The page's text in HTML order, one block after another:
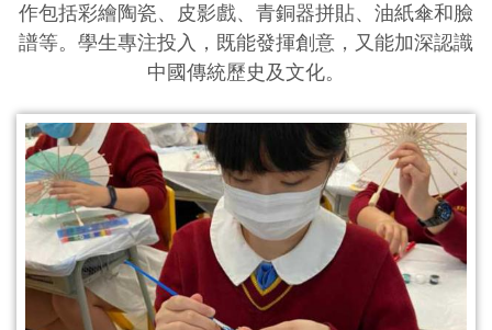
作包括彩繪陶瓷、皮影戲、青銅器拼貼、油紙傘和臉
譜等。學生專注投入，既能發揮創意，又能加深認識
中國傳統歷史及文化。